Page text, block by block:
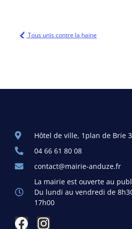
Tous unis contre la haine
Hôtel de ville, 1plan de Brie
04 66 61 80 08
contact@mairie-anduze.fr
La mairie est ouverte au
Du lundi au vendredi de
17h00